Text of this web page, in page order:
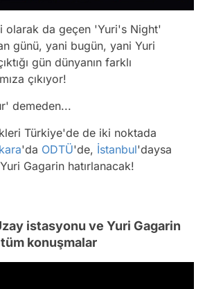
olarak da geçen 'Yuri's Night'
günü, yani bugün, yani Yuri
gün dünyanın farklı
çıkıyor!
demeden...
Türkiye'de de iki noktada
'da ODTÜ'de, İstanbul'daysa
Gagarin hatırlanacak!
istasyonu ve Yuri Gagarin
konuşmalar